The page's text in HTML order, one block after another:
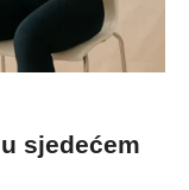
sjedećem